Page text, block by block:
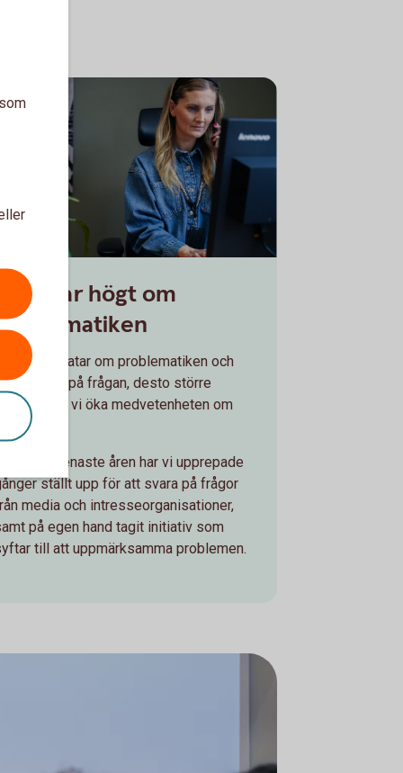
Fahlcrantz
Vi pratar högt om
Ju mer vi pratar om problematiken och
fokus på frågan, desto större
skillnad kan vi öka medvetenheten om
riskerna.
Under de senaste åren har vi upprepade
ställt upp för att svara på frågor
media och intresseorganisationer,
på egen hand tagit initiativ som
till att uppmärksamma problemen.